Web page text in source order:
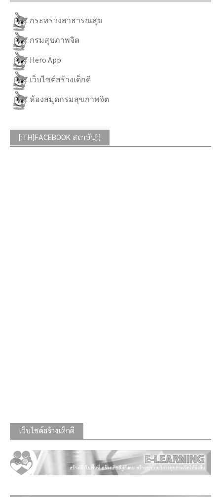
กระทรวงสาธารณสุข
กรมสุขภาพจิต
Hero App
เว็บไซต์สร้างเด็กดี
ห้องสมุดกรมสุขภาพจิต
[:TH]FACEBOOK สถาบัน[:]
เว็บไซต์สร้างเด็กดี